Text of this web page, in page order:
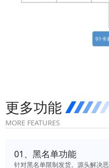
更多功能
MORE FEATURES
01 、 黑名单功能
针对黑名单限制发货。源头解决